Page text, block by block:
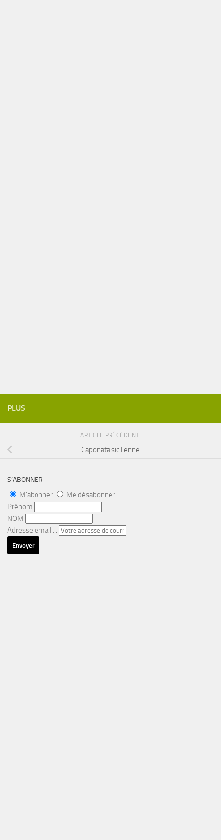
PLUS
ARTICLE PRÉCÉDENT
Caponata sicilienne
S’ABONNER
M'abonner
Me désabonner
Prénom
NOM
Adresse email : :